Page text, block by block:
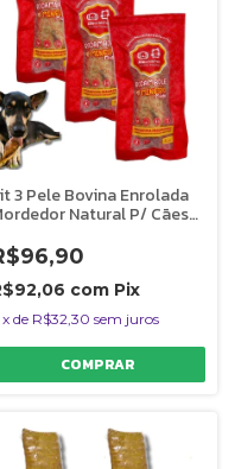
3 Pele Bovina Enrolada
Natural P/ Cães
com Pix
x de R$32,30 sem juros